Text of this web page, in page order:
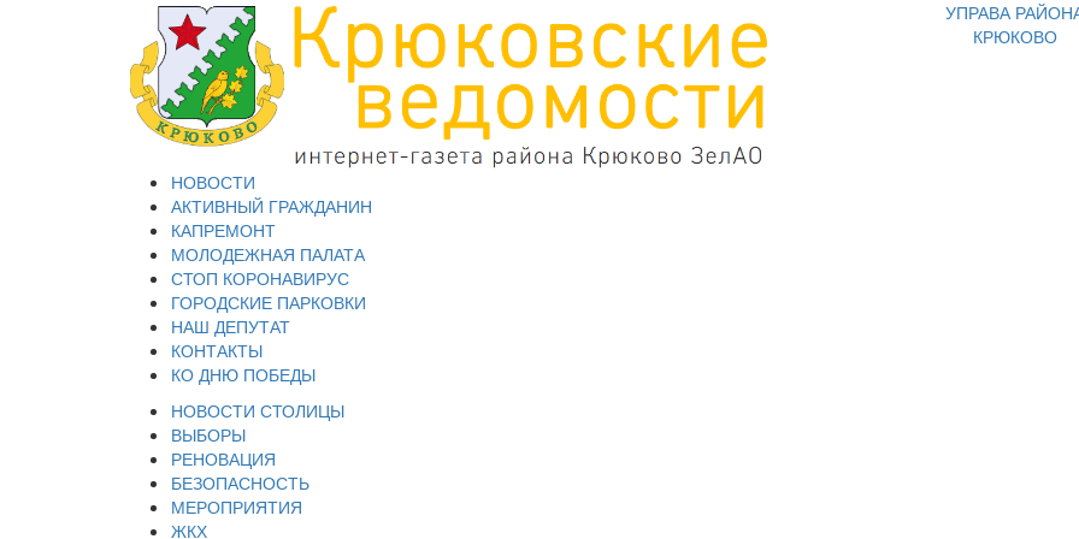
УПРАВА
КРЮКОВО
НОВОСТИ
АКТИВНЫЙ ГРАЖДАНИН
КАПРЕМОНТ
МОЛОДЕЖНАЯ ПАЛАТА
СТОП КОРОНАВИРУС
ГОРОДСКИЕ ПАРКОВКИ
НАШ ДЕПУТАТ
КОНТАКТЫ
КО ДНЮ ПОБЕДЫ
НОВОСТИ СТОЛИЦЫ
ВЫБОРЫ
РЕНОВАЦИЯ
БЕЗОПАСНОСТЬ
МЕРОПРИЯТИЯ
ЖКХ